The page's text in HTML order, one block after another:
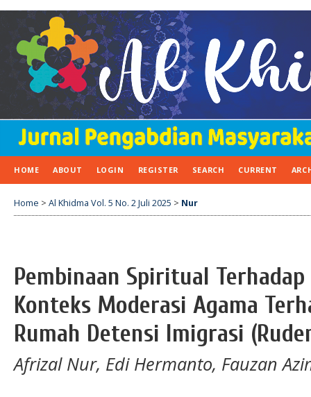
HOME ABOUT LOGIN REGISTER SEARCH CURRENT
Home > Al Khidma Vol. 5 No. 2 Juli 2025 > Nur
Pembinaan Spiritual
Konteks Moderasi Agama
Rumah Detensi Imigrasi
Afrizal Nur, Edi Hermanto, Fauzan